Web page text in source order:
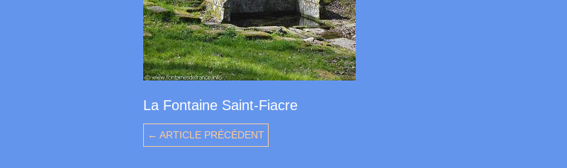
La Fontaine Saint-Fiacre
← ARTICLE PRÉCÉDENT